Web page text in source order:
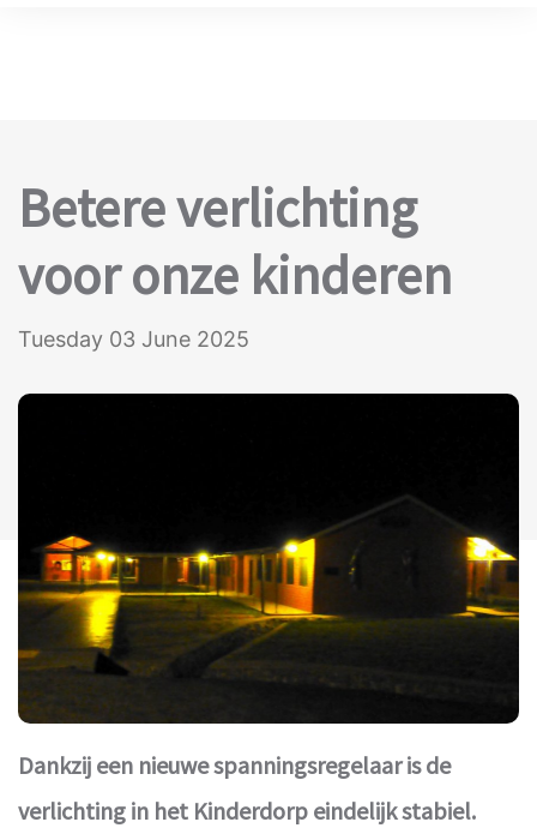
Betere verlichting
voor onze kinderen
Tuesday 03 June 2025
Dankzij een nieuwe spanningsregelaar is de
verlichting in het Kinderdorp eindelijk stabiel.